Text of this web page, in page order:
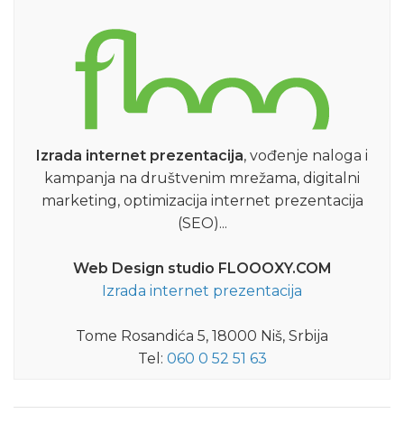
Izrada internet prezentacija, vođenje naloga i
kampanja na društvenim mrežama, digitalni
marketing, optimizacija internet prezentacija
(SEO)...
Web Design studio FLOOOXY.COM
Izrada internet prezentacija
Tome Rosandića 5, 18000 Niš, Srbija
Tel: 060 0 52 51 63